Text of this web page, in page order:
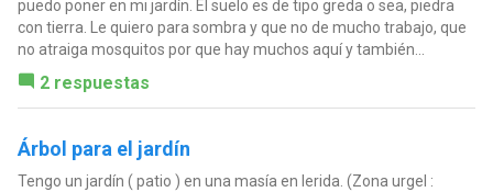
puedo poner en mi jardín. El suelo es de tipo greda o sea, piedra
con tierra. Le quiero para sombra y que no de mucho trabajo, que
no atraiga mosquitos por que hay muchos aquí y también...
2 respuestas
Árbol para el jardín
Tengo un jardín ( patio ) en una masía en lerida. (Zona urgel :